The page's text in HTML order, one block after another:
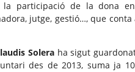
participació de la dona
jutge, gestió…, que
Soleraha sigut
des de 2013, suma ja